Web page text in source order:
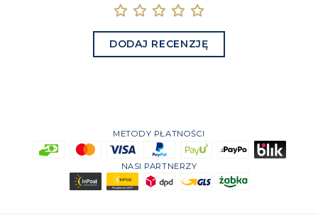
DODAJ RECENZJĘ
METODY PŁATNOŚCI
NASI PARTNERZY